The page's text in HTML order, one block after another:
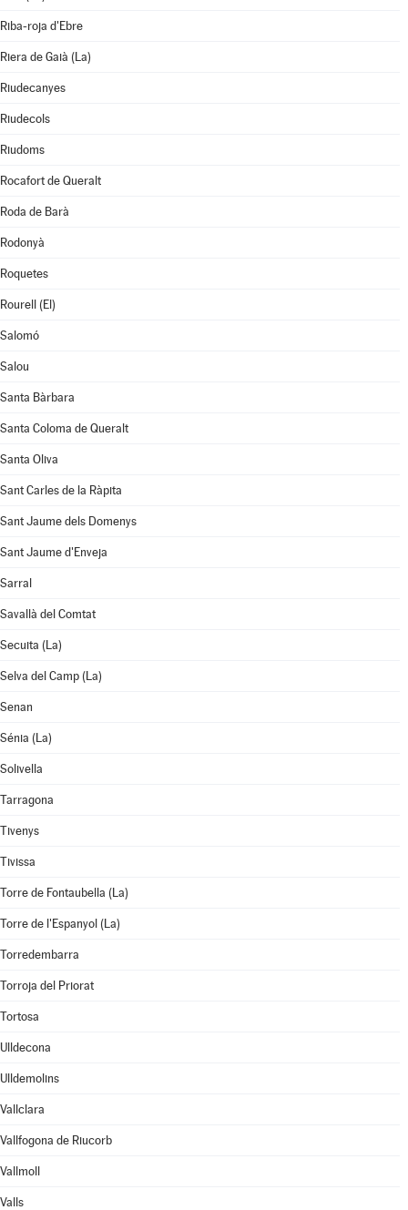
Riba-roja d'Ebre
Riera de Gaià (La)
Riudecanyes
Riudecols
Riudoms
Rocafort de Queralt
Roda de Barà
Rodonyà
Roquetes
Rourell (El)
Salomó
Salou
Santa Bàrbara
Santa Coloma de Queralt
Santa Oliva
Sant Carles de la Ràpita
Sant Jaume dels Domenys
Sant Jaume d'Enveja
Sarral
Savallà del Comtat
Secuita (La)
Selva del Camp (La)
Senan
Sénia (La)
Solivella
Tarragona
Tivenys
Tivissa
Torre de Fontaubella (La)
Torre de l'Espanyol (La)
Torredembarra
Torroja del Priorat
Tortosa
Ulldecona
Ulldemolins
Vallclara
Vallfogona de Riucorb
Vallmoll
Valls